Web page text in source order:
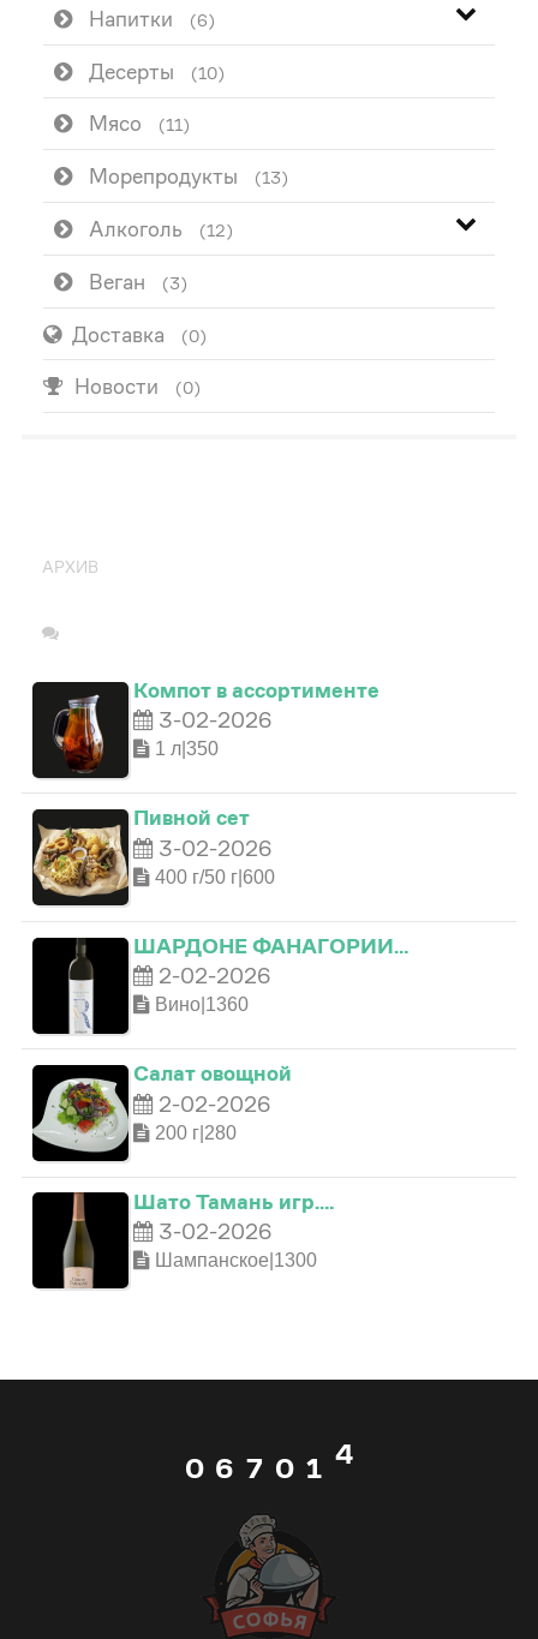
Напитки (6)
Десерты (10)
Мясо (11)
Морепродукты (13)
Алкоголь (12)
Веган (3)
Доставка (0)
Новости (0)
АРХИВ
Компот в ассортименте
3-02-2026
1 л|350
Пивной сет
3-02-2026
400 г/50 г|600
ШАРДОНЕ ФАНАГОРИИ…
2-02-2026
Вино|1360
Салат овощной
2-02-2026
200 г|280
Шато Тамань игр.…
3-02-2026
Шампанское|1300
0
1
2
3
6
8
0
2
3
4
7
8
9
0
1
2
1
3